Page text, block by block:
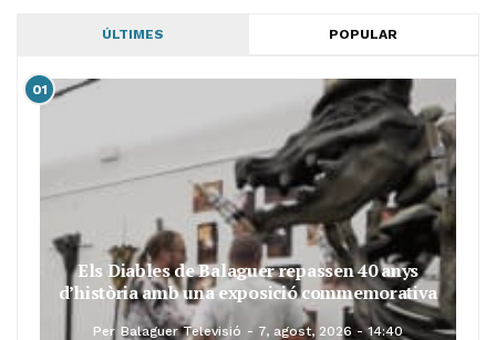
ÚLTIMES POPULAR
01
Els Diables de Balaguer repassen 40 anys
d’història amb una exposició commemorativa
Per Balaguer Televisió 7, agost, 2026 - 14:40